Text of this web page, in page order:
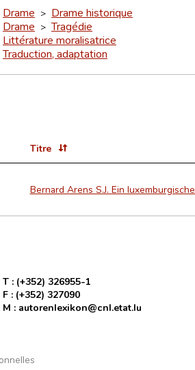
Drame > Drame historique
Drame >Tragédie
Littérature moralisatrice
Traduction, adaptation
Titre
Bernard Arens S.J. Ein
T : (+352) 326955-1
F : (+352) 327090
M : autorenlexikon@cnl.etat.lu